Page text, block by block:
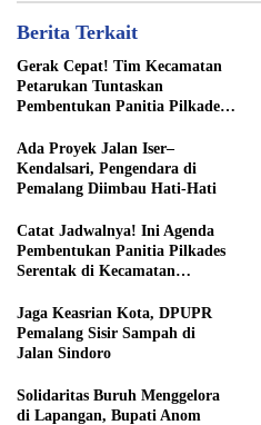
Berita Terkait
Gerak Cepat! Tim Kecamatan
Petarukan Tuntaskan
Pembentukan Panitia Pilkades
Ada Proyek Jalan Iser–
Kendalsari, Pengendara di
Pemalang Diimbau Hati-Hati
Catat Jadwalnya! Ini Agenda
Pembentukan Panitia Pilkades
Serentak di Kecamatan
Jaga Keasrian Kota, DPUPR
Pemalang Sisir Sampah di
Jalan Sindoro
Solidaritas Buruh Menggelora
di Lapangan, Bupati Anom